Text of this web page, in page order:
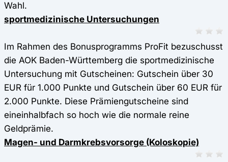
Wahl.
sportmedizinische Untersuchungen
Im Rahmen des Bonusprogramms ProFit bezuschusst
die AOK Baden-Württemberg die sportmedizinische
Untersuchung mit Gutscheinen: Gutschein über 30
EUR für 1.000 Punkte und Gutschein über 60 EUR für
2.000 Punkte. Diese Prämiengutscheine sind
eineinhalbfach so hoch wie die normale reine
Geldprämie.
Magen- und Darmkrebsvorsorge (Koloskopie)